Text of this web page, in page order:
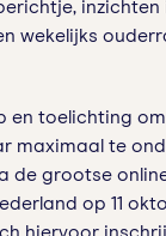
wekelijks
en toelichting
maximaal te
de grootse
op 11